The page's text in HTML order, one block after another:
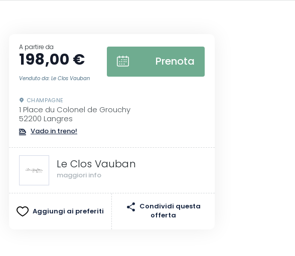
A partire da
198,00 €
Venduto da: Le Clos Vauban
Prenota
CHAMPAGNE
1 Place du Colonel de Grouchy
52200 Langres
Vado in treno!
Le Clos Vauban
maggiori info
Aggiungi ai preferiti
Condividi questa
offerta